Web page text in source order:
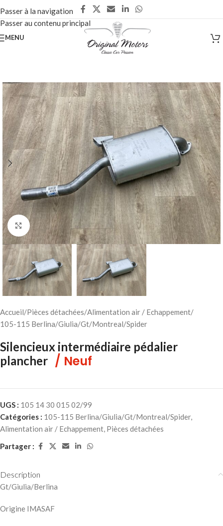
Passer à la navigation
Passer au contenu principal
MENU
Cliquez pour agrandir
Accueil/Pièces détachées/Alimentation air / Echappement/
105-115 Berlina/Giulia/Gt/Montreal/Spider
Silencieux intermédiaire pédalier
plancher / Neuf
UGS : 105 14 30 015 02/99
Catégories : 105-115 Berlina/Giulia/Gt/Montreal/Spider,
Alimentation air / Echappement Pièces détachées
Partager :
Description
Gt/Giulia/Berlina
Origine IMASAF